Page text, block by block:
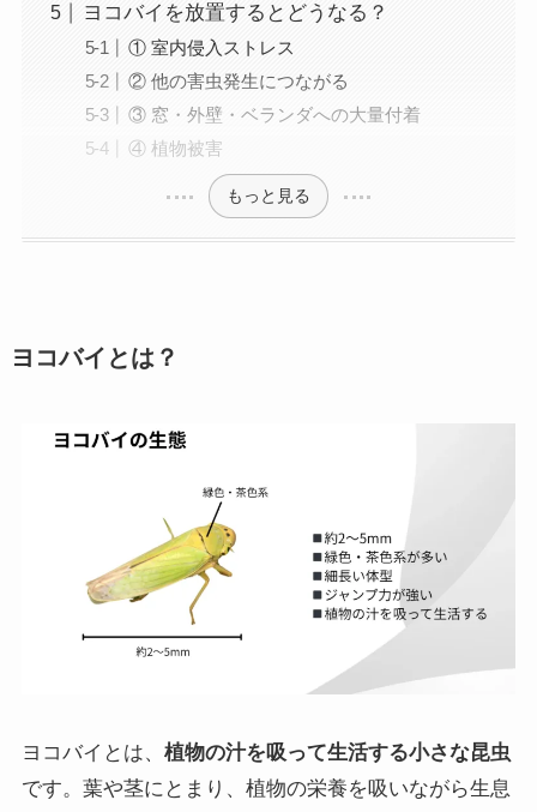
ヨコバイを放置するとどうなる？
① 室内侵入ストレス
② 他の害虫発生につながる
③ 窓・外壁・ベランダへの大量付着
④ 植物被害
もっと見る
ヨコバイとは？
ヨコバイとは、 植物の汁を吸って生活する小さな昆虫
です。葉や茎にとまり、植物の栄養を吸いながら生息